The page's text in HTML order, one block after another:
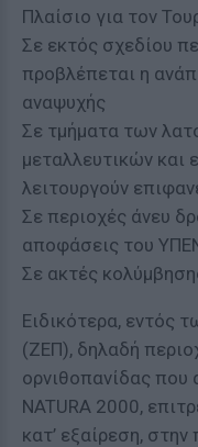
Πλαίσιο για τον
Σε εκτός σχεδίου
προβλέπεται η
αναψυχής
Σε τμήματα των
μεταλλευτικών
λειτουργούν
Σε περιοχές άνευ
αποφάσεις του
Σε ακτές
Ειδικότερα, εντός
(ΖΕΠ), δηλαδή
ορνιθοπανίδας που
NATURA 2000,
κατ’ εξαίρεση,